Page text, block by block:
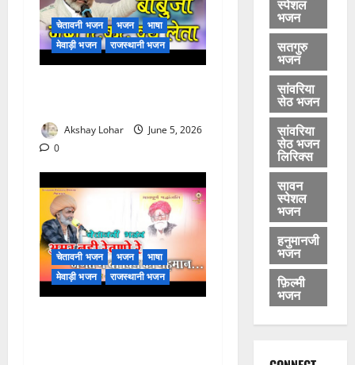
चेतावनी भजन भजन
भाषा
मेवाड़ी भजन
राजस्थानी भजन
Akshay Lohar
June 5, 2026
0
चेतावनी भजन भजन
भाषा
मेवाड़ी भजन
राजस्थानी भजन
भजन
सतगुरु
भजन
सांवरिया
सेठ भजन
सांवरिया
सेठ भजन
लिरिक्स
सावन
स्पेशल
भजन
हनुमानजी
भजन
फ़िल्मी
भजन